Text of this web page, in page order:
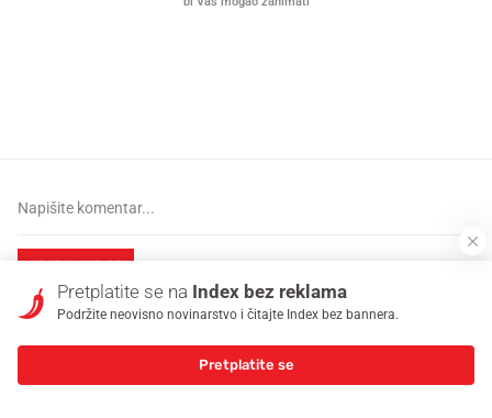
PRIJAVITE SE
KOMENTARI(0)
Trenutno nema komentara.
Pretplatite se na Index bez reklama
Podržite neovisno novinarstvo i čitajte Index bez bannera.
Pretplatite se